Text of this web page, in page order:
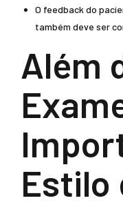
O feedback do
também deve ser
Além
Estilo